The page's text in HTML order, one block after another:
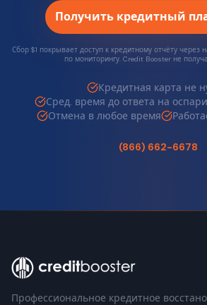
Получить кредитный
Сбор $1 покрывает доступ к кредитному отчёту через
по мониторингу. Credit Booster не
Кредитная карта не
Сред. время до ответа на
Отмена в любое время
(866) 662-6678
Профессиональное кредитное